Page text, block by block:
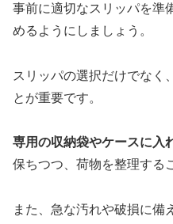
事前に適切なスリッパを準
めるようにしましょう。
スリッパの選択だけでなく
とが重要です。
専用の収納袋やケースに入
保ちつつ、荷物を整理する
また、急な汚れや破損に備